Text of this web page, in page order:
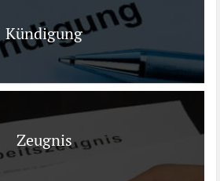
Kündigung
Zeugnis